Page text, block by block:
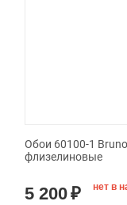
Обои 60100-1
флизелиновые
5 200₽ нет в